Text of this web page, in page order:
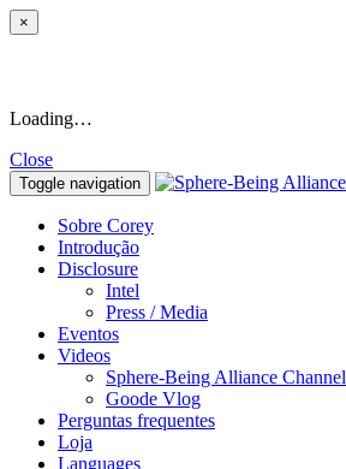
×
Loading…
Close
Toggle navigation
Sobre Corey
Introdução
Disclosure
Intel
Press / Media
Eventos
Videos
Sphere-Being Alliance Channel
Goode Vlog
Perguntas frequentes
Loja
Languages